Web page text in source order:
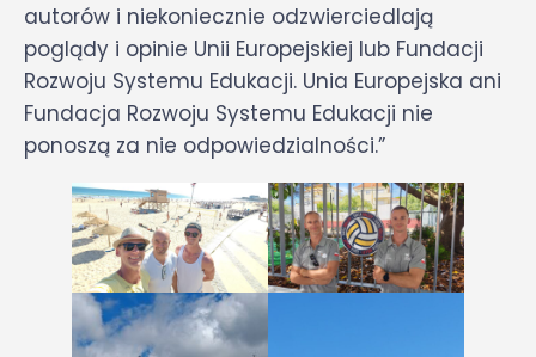
autorów i niekoniecznie odzwierciedlają
poglądy i opinie Unii Europejskiej lub Fundacji
Rozwoju Systemu Edukacji. Unia Europejska ani
Fundacja Rozwoju Systemu Edukacji nie
ponoszą za nie odpowiedzialności.”